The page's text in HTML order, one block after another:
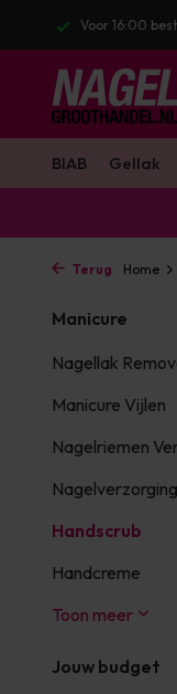
Enorm
BIAB Gellak
Terug Home
Manicure
Nagellak
Manicure Vijlen
Nagelriemen
Nagelverzorging
Handscrub
Handcreme
Toon meer
Jouw budget
Famous